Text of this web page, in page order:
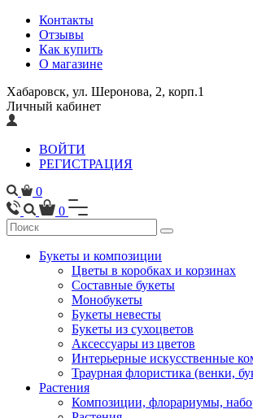
Контакты
Отзывы
Как купить
О магазине
Хабаровск, ул. Шеронова, 2, корп.1
Личный кабинет
ВОЙТИ
РЕГИСТРАЦИЯ
0
0
Букеты и композиции
Цветы в коробках и корзинах
Составные букеты
Монобукеты
Букеты невесты
Букеты из сухоцветов
Аксессуары из цветов
Интерьерные искусственные
Траурная флористика (венки,
Растения
Композиции, флорариумы,